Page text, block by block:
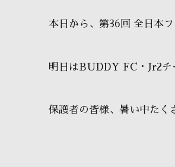
本日から、第36回 全日本
明日はBUDDY FC・Jr2チ
保護者の皆様、暑い中たく